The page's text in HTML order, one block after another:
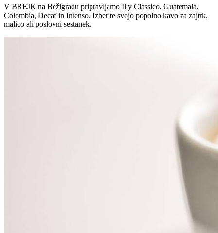
V BREJK na Bežigradu pripravljamo Illy Classico, Guatemala,
Colombia, Decaf in Intenso. Izberite svojo popolno kavo za zajtrk,
malico ali poslovni sestanek.